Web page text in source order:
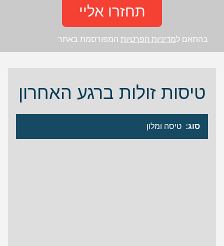
תחזרו אליי
בהתאם למדיניות הפרטיות המפורסמת באתר
טיסות זולות ברגע האחרון
סוג